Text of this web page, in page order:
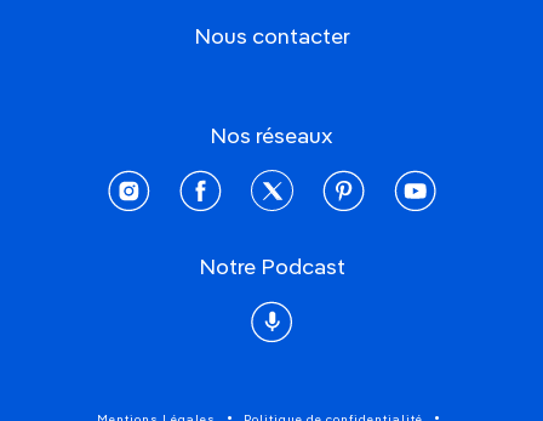
Nous contacter
Nos réseaux
instagramfacebooktwitter pinterestyoutube
Notre Podcast
Podcast